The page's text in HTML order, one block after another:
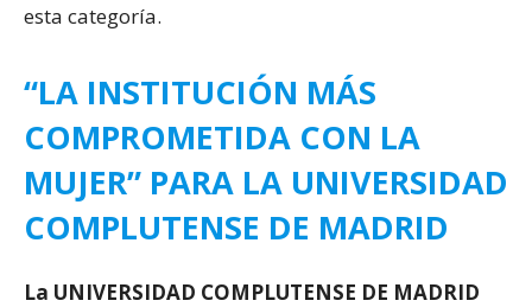
esta categoría.
“LA INSTITUCIÓN MÁS
COMPROMETIDA CON LA
MUJER” PARA LA UNIVERSIDAD
COMPLUTENSE DE MADRID
La UNIVERSIDAD COMPLUTENSE DE MADRID